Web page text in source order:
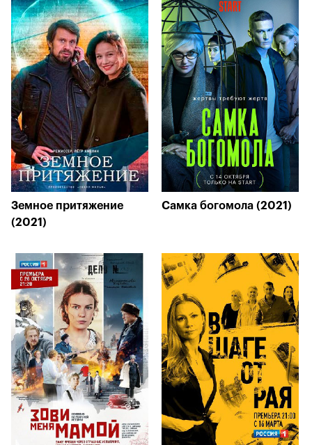
Земное притяжение
(2021)
Самка богомола (2021)